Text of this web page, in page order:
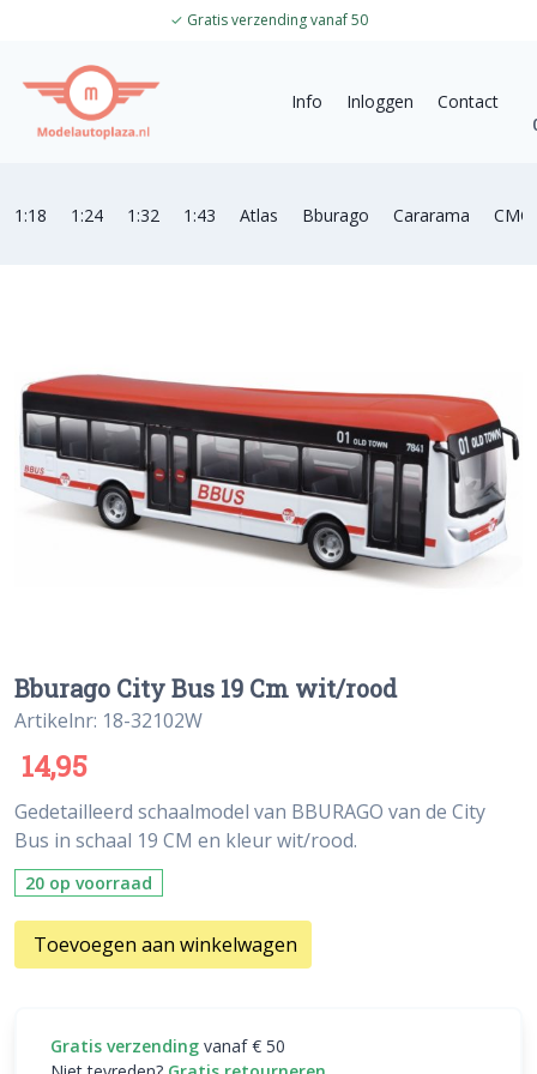
✓ Gratis verzending vanaf 50
Info Inloggen
Contact
1:18 1:24 1:32 1:43 Atlas Bburago Cararama CMC
Bburago City Bus 19 Cm wit/rood
Artikelnr: 18-32102W
14,95
Gedetailleerd schaalmodel van BBURAGO van de City
Bus in schaal 19 CM en kleur wit/rood.
20 op voorraad
Toevoegen aan winkelwagen
Gratis verzending vanaf € 50